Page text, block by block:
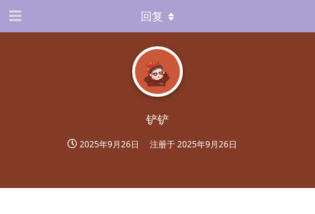
铲铲
2025年9月26日 注册于2025年9月26日
回复